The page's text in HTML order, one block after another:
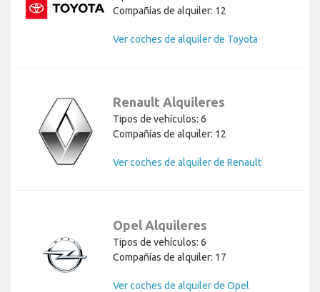
Compañías de alquiler: 12
Ver coches de alquiler de Toyota
Renault Alquileres
Tipos de vehículos: 6
Compañías de alquiler: 12
Ver coches de alquiler de Renault
Opel Alquileres
Tipos de vehículos: 6
Compañías de alquiler: 17
Ver coches de alquiler de Opel